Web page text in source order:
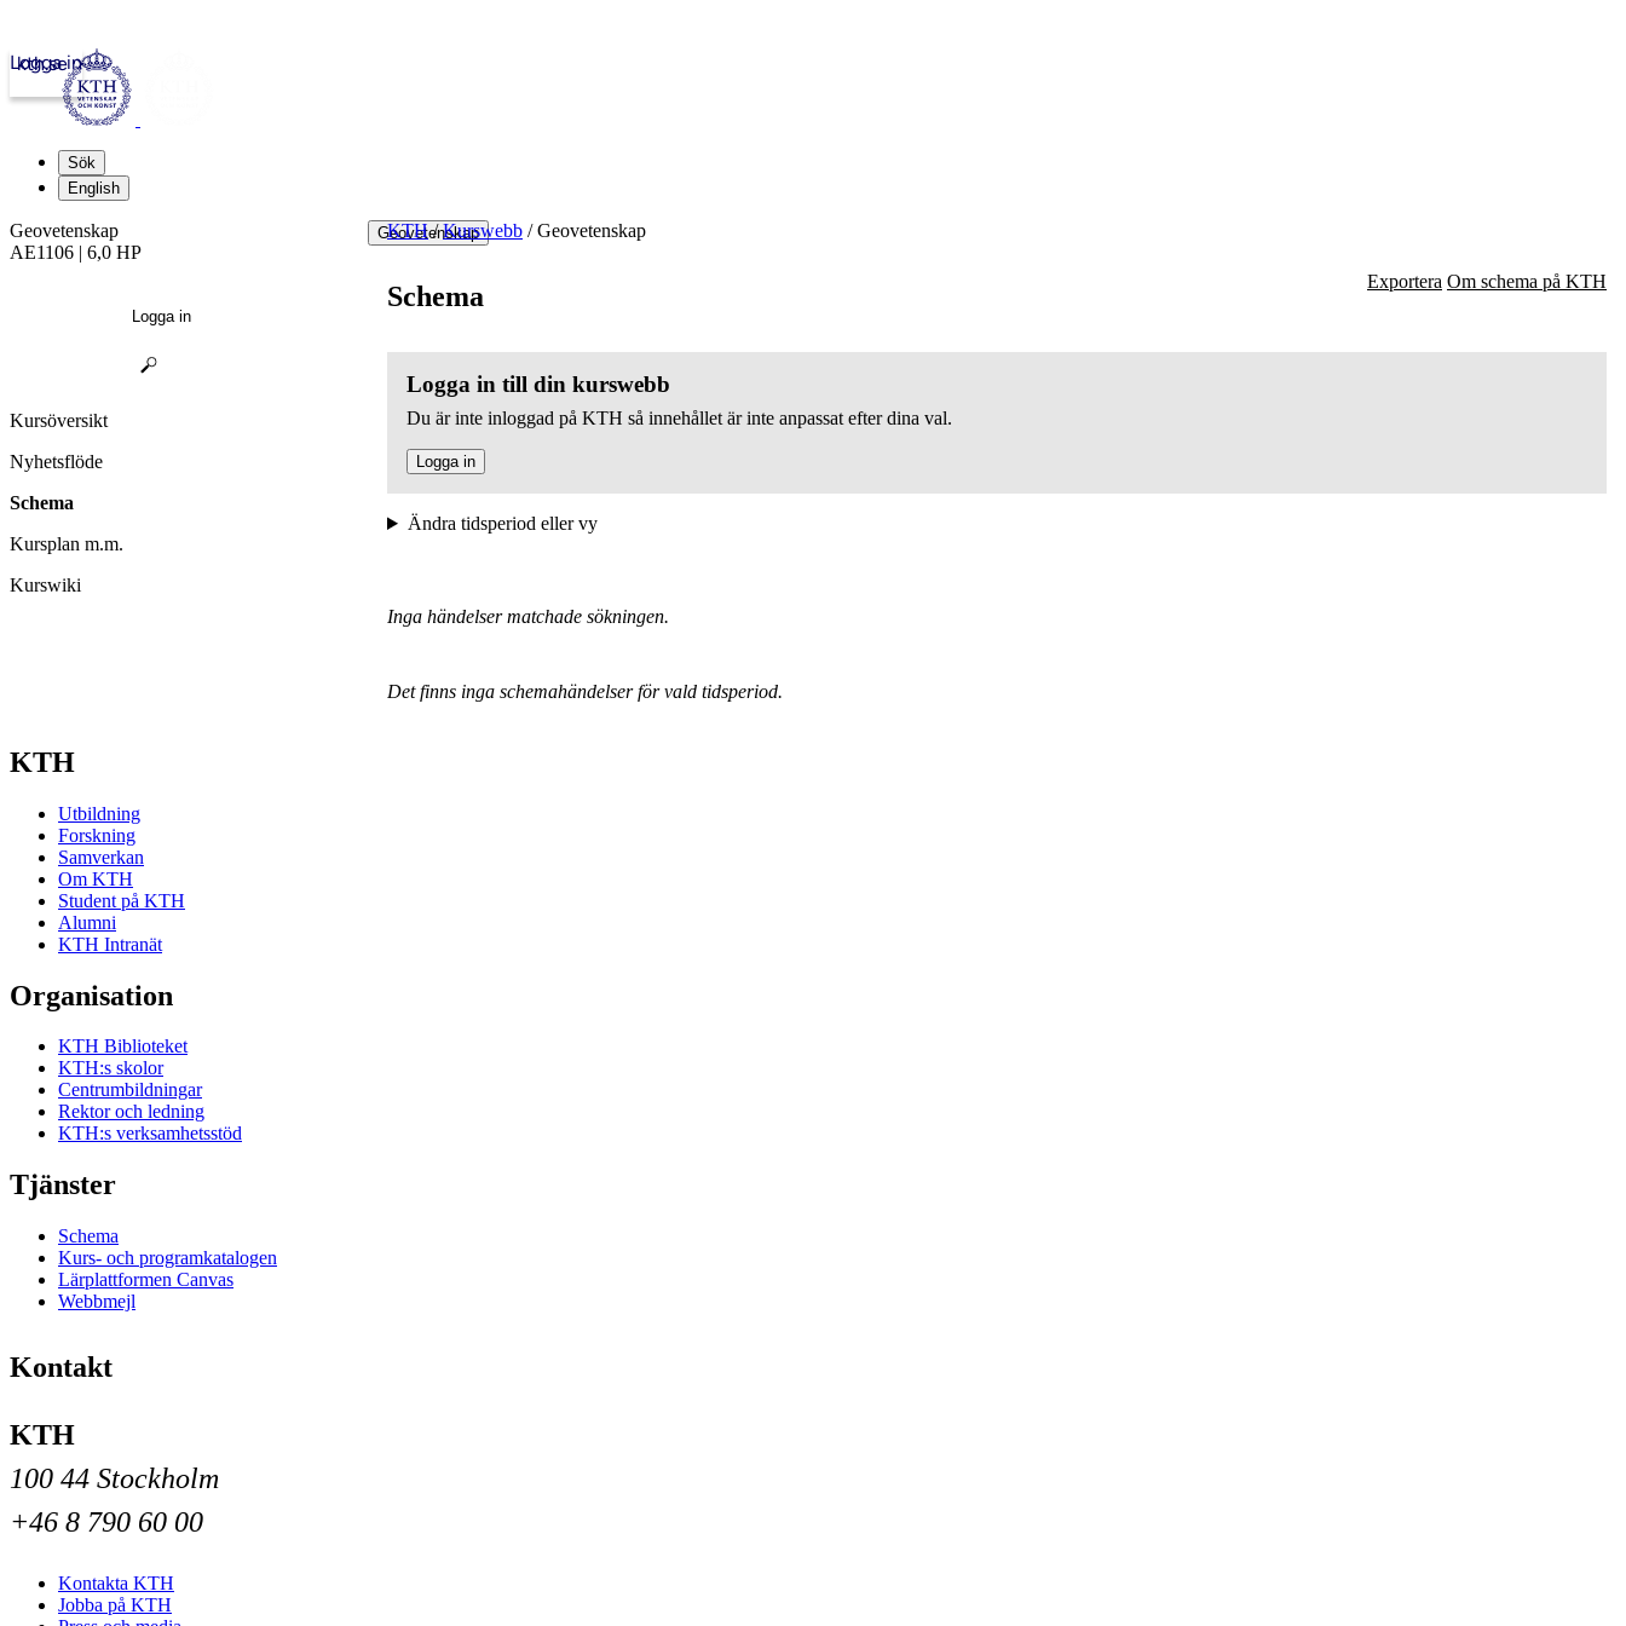
kth.se
Logga in
Sök
English
Geovetenskap
KTH / Kurswebb /Geovetenskap
Schema Exportera Om schema på KTH
Logga in till din kurswebb
Du är inte inloggad på KTH så innehållet är inte anpassat efter dina val.
Logga in
Ändra tidsperiod eller vy
Inga händelser matchade sökningen.
Det finns inga schemahändelser för vald tidsperiod.
Geovetenskap
AE1106 | 6,0 HP
Logga in
Kursöversikt
Nyhetsflöde
Schema
Kursplan m.m.
Kurswiki
KTH
Utbildning
Forskning
Samverkan
Om KTH
Student på KTH
Alumni
KTH Intranät
Organisation
KTH Biblioteket
KTH:s skolor
Centrumbildningar
Rektor och ledning
KTH:s verksamhetsstöd
Tjänster
Schema
Kurs- och programkatalogen
Lärplattformen Canvas
Webbmejl
Kontakt
KTH
100 44 Stockholm
+46 8 790 60 00
Kontakta KTH
Jobba på KTH